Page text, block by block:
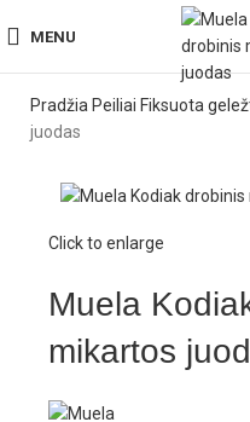
MENU
Pradžia Peiliai Fiksuota
juodas
Click to enlarge
Muela
mikartos